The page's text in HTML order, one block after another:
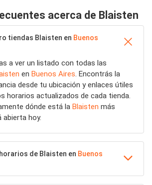
acerca de Blaisten
tiendas Blaisten en Buenos
a ver un listado con todas las
en Buenos Aires. Encontrás la
desde tu ubicación y enlaces útiles
horarios actualizados de cada tienda.
dónde está la Blaisten más
abierta hoy.
de Blaisten en Buenos